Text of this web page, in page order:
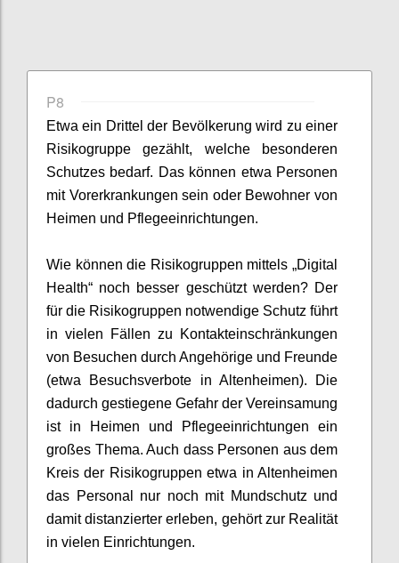
P8
Etwa ein Drittel der Bevölkerung wird zu einer
Risikogruppe gezählt, welche besonderen
Schutzes bedarf. Das können etwa Personen
mit Vorerkrankungen sein oder Bewohner von
Heimen und Pflegeeinrichtungen.
Wie können die Risikogruppen mittels „Digital
Health“ noch besser geschützt werden? Der
für die Risikogruppen notwendige Schutz führt
in vielen Fällen zu Kontakteinschränkungen
von Besuchen durch Angehörige und Freunde
(etwa Besuchsverbote in Altenheimen).
Die
dadurch gestiegene Gefahr der Vereinsamung
ist in Heimen und
Pflegeeinrichtungen ein
großes Thema. Auch dass Personen aus dem
Kreis der Risikogruppen etwa in Altenheimen
das Personal
nur noch mit Mundschutz und
damitdistanzierter erleben, gehört zurRealität
in vielen Einrichtungen.